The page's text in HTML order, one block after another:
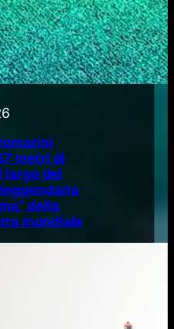
metri di
largo del
della
mondiale